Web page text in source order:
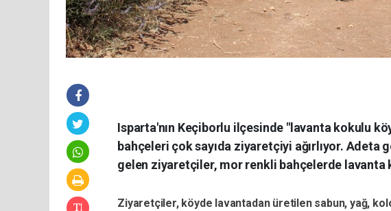
Isparta'nın Keçiborlu ilçesinde "lavanta kokulu
bahçeleri çok sayıda ziyaretçiyi ağırlıyor. Adeta
gelen ziyaretçiler, mor renkli bahçelerde lavanta
Ziyaretçiler, köyde lavantadan üretilen sabun, yağ,